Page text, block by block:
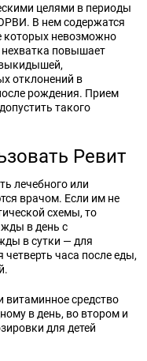
целями в периоды
В нем содержатся
которых невозможно
повышает
отклонений в
рождения. Прием
такого
Ревит
лечебного или
врачом. Если им не
схемы, то
в день с
в сутки — для
часа после еды,
средство
в день, во втором и
для детей